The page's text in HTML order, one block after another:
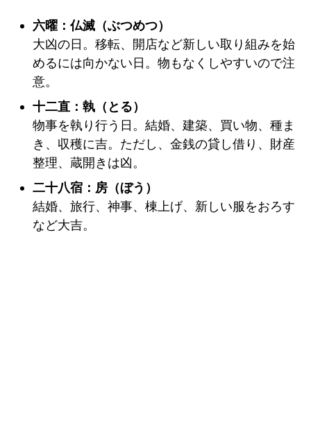
六曜：仏滅（ぶつめつ）
大凶の日。移転、開店など新しい取り組みを始
めるには向かない日。物もなくしやすいので注
意。
十二直：執（とる）
物事を執り行う日。結婚、建築、買い物、種ま
き、収穫に吉。ただし、金銭の貸し借り、財産
整理、蔵開きは凶。
二十八宿：房（ぼう）
結婚、旅行、神事、棟上げ、新しい服をおろす
など大吉。